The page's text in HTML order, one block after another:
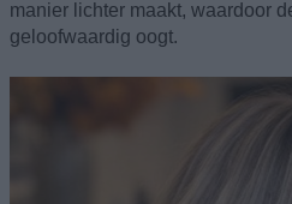
manier lichter maakt, waardoor
geloofwaardig oogt.